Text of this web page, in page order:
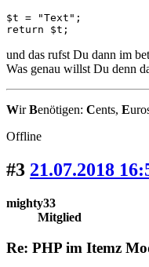
$t = "Text";
return $t;
und das rufst Du dann im
Was genau willst Du denn
WirBenötigen: Cents, E
Offline
#3 21.07.2018
mighty33
Mitglied
Re: PHP im Itemz